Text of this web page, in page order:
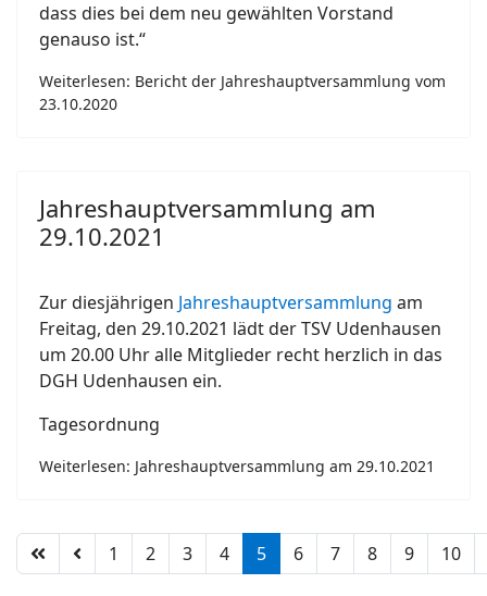
dass dies bei dem neu gewählten Vorstand
genauso ist.“
Weiterlesen: Bericht der Jahreshauptversammlung vom
23.10.2020
Jahreshauptversammlung am
29.10.2021
Zur diesjährigen Jahreshauptversammlung am
Freitag, den 29.10.2021 lädt der TSV Udenhausen
um 20.00 Uhr alle Mitglieder recht herzlich in das
DGH Udenhausen ein.
Tagesordnung
Weiterlesen: Jahreshauptversammlung am 29.10.2021
1 2 3 4 5 6 7 8 9 10